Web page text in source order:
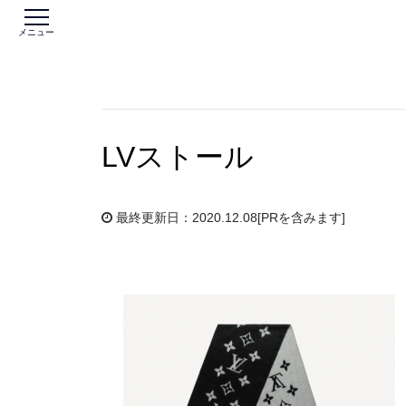
メニュー
LVストール
最終更新日：2020.12.08[PRを含みます]